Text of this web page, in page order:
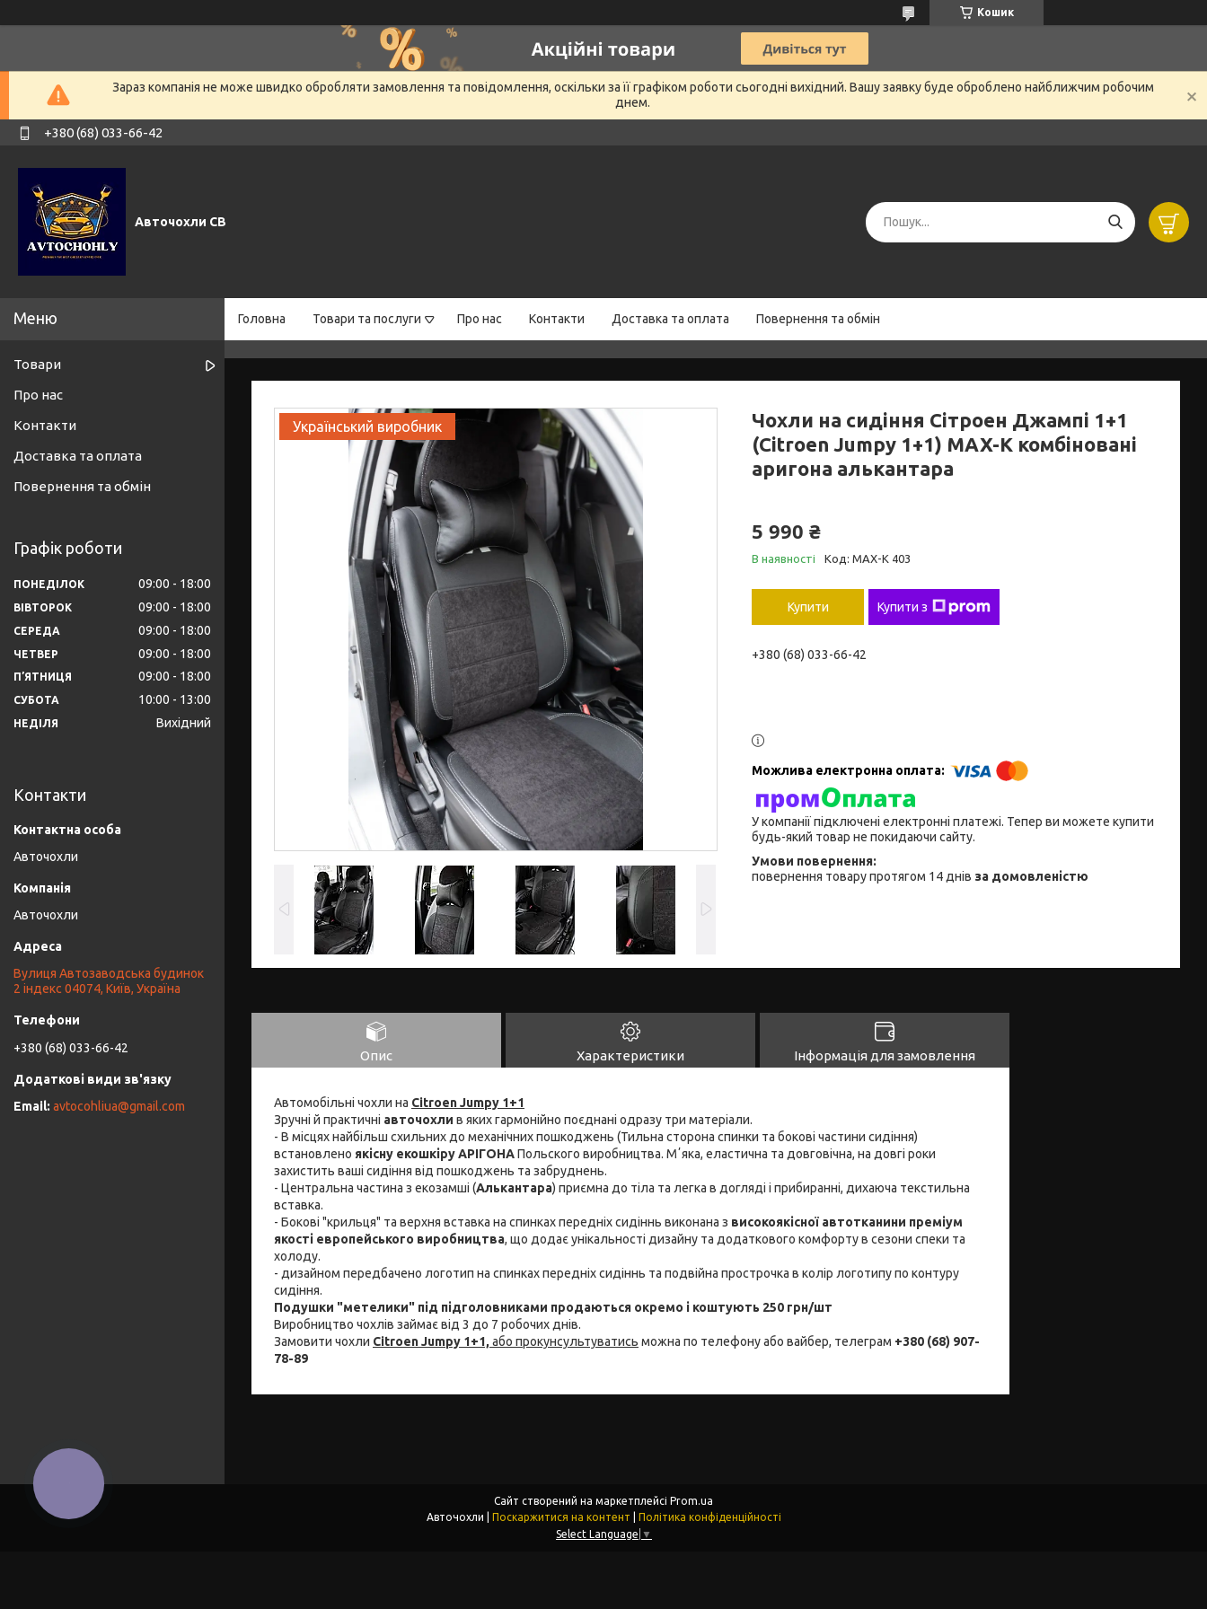
Кошик
Зараз компанія не може швидко обробляти замовлення та повідомлення, оскільки за її графіком роботи сьогодні вихідний. Вашу заявку буде оброблено найближчим робочим
днем.
+380 (68) 033-66-42
Авточохли СВ
Головна Товари та послуги Про нас Контакти Доставка та оплата Повернення та обмін
Український виробник
Чохли на сидіння Сітроен Джампі 1+1
(Citroen Jumpy 1+1) MAX-K комбіновані
аригона алькантара
5 990 ₴
В наявності Код: MAX-K 403
Купити Купити з
+380 (68) 033-66-42
У компанії підключені електронні платежі. Тепер ви можете купити
будь-який товар не покидаючи сайту.
повернення товару протягом 14 днів за домовленістю
Опис Характеристики Інформація для замовлення
Автомобільні чохли на Citroen Jumpy 1+1
Зручні й практичні авточохли в яких гармонійно поєднані одразу три матеріали.
- В місцях найбільш схильних до механічних пошкоджень (Тильна сторона спинки та бокові частини сидіння)
встановлено якісну екошкіру АРІГОНАПольского виробництва. Мʼяка, еластична та довговічна, на довгі роки
захистить ваші сидіння від пошкоджень та забруднень.
- Центральна частина з екозамші (Алькантара) приємна до тіла та легка в догляді і прибиранні, дихаюча текстильна
вставка.
- Бокові "крильця" та верхня вставка на спинках передніх сидіннь виконана з високоякісної автотканини преміум
якості европейського виробництва, що додає унікальності дизайну та додаткового комфорту в сезони спеки та
холоду.
- дизайном передбачено логотип на спинках передніх сидіннь та подвійна прострочка в колір логотипу по контуру
сидіння.
Подушки "метелики" під підголовниками продаються окремо і коштують 250 грн/шт
Виробництво чохлів займає від 3 до 7 робочих днів.
Замовити чохли Citroen Jumpy 1+1, або прокунсультуватись можна по телефону або вайбер, телеграм +380 (68) 907-
78-89
Товари
Про нас
Контакти
Доставка та оплата
Повернення та обмін
Графік роботи
ПОНЕДІЛОК 09:00 18:00
ВІВТОРОК 09:00 18:00
СЕРЕДА 09:00 18:00
ЧЕТВЕР 09:00 18:00
ПʼЯТНИЦЯ 09:00 18:00
СУБОТА 10:00 13:00
НЕДІЛЯ Вихідний
Контакти
Авточохли
Авточохли
Вулиця Автозаводська будинок
2 індекс 04074, Київ, Україна
+380 (68) 033-66-42
avtocohliua@gmail.com
Сайт створений на маркетплейсі Prom.ua
Поскаржитися на контент
Політика конфіденційності
Select Language ▼